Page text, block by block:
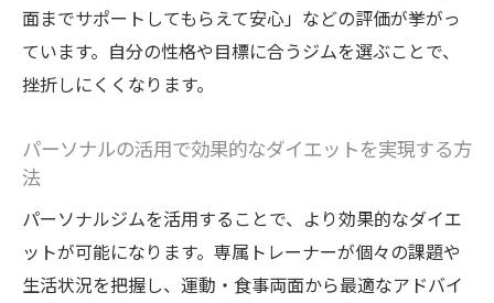
面までサポートしてもらえて安心」などの評価が挙がっ
ています。自分の性格や目標に合うジムを選ぶことで、
挫折しにくくなります。
パーソナルの活用で効果的なダイエットを実現する方
法
パーソナルジムを活用することで、より効果的なダイエ
ットが可能になります。専属トレーナーが個々の課題や
生活状況を把握し、運動・食事両面から最適なアドバイ